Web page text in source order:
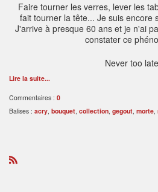
Faire tourner les verres, lever les
fait tourner la tête... Je suis encore
J'arrive à presque 60 ans et je n'ai
constater ce
Never too
Lire la suite...
Commentaires : 0
Balises : acry, bouquet, collection, gegout, morte,
R